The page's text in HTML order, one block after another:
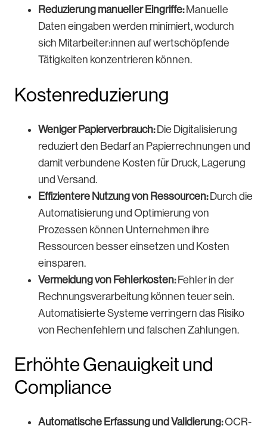
Reduzierung manueller Eingriffe: Manuelle
Daten eingaben werden minimiert, wodurch
sich Mitarbeiter:innen auf wertschöpfende
Tätigkeiten konzentrieren können.
Kostenreduzierung
Weniger Papierverbrauch:Die Digitalisierung
reduziert den Bedarf an Papierrechnungen und
damit verbundene Kosten für Druck, Lagerung
und Versand.
Effizientere Nutzung von Ressourcen:Durch die
Automatisierung und Optimierung von
Prozessen können Unternehmen ihre
Ressourcen besser einsetzen und Kosten
einsparen.
Vermeidung von Fehlerkosten:Fehler in der
Rechnungsverarbeitung können teuer sein.
Automatisierte Systeme verringern das Risiko
von Rechenfehlern und falschen Zahlungen.
Erhöhte Genauigkeit und
Compliance
Automatische Erfassung und Validierung:OCR-